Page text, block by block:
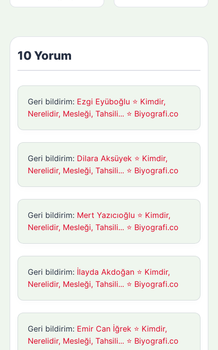
10 Yorum
Geri bildirim: Ezgi Eyüboğlu ⭐ Kimdir,
Nerelidir, Mesleği, Tahsili... ⭐ Biyografi.co
Geri bildirim: Dilara Aksüyek ⭐ Kimdir,
Nerelidir, Mesleği, Tahsili... ⭐ Biyografi.co
Geri bildirim: Mert Yazıcıoğlu ⭐ Kimdir,
Nerelidir, Mesleği, Tahsili... ⭐ Biyografi.co
Geri bildirim: İlayda Akdoğan ⭐ Kimdir,
Nerelidir, Mesleği, Tahsili... ⭐ Biyografi.co
Geri bildirim: Emir Can İğrek ⭐ Kimdir,
Nerelidir, Mesleği, Tahsili... ⭐ Biyografi.co